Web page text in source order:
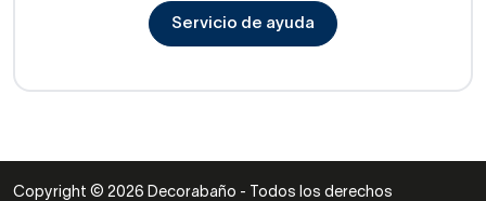
Servicio de ayuda
Copyright © 2026 Decorabaño - Todos los derechos